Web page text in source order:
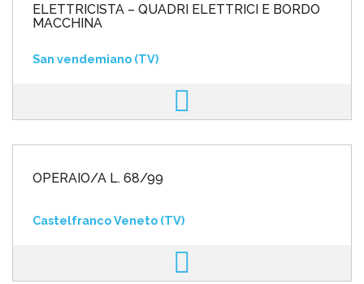
ELETTRICISTA – QUADRI ELETTRICI E BORDO
MACCHINA
San vendemiano (TV)
OPERAIO/A L. 68/99
Castelfranco Veneto (TV)